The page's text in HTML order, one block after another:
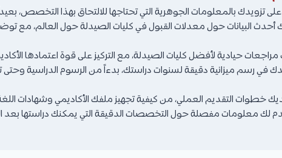
تزويدك بالمعلومات الجوهرية التي تحتاجها للالتحاق بهذا
مراجعات حيادية لأفضل كليات الصيدلة، مع التركيز على قوة اعتمادها
في رسم ميزانية دقيقة لسنوات دراستك، بدءاً من الرسوم الدراسية
خطوات التقديم العملي، من كيفية تجهيز ملفك الأكاديمي وشهادات
لك معلومات مفصلة حول التخصصات الدقيقة التي يمكنك دراستها بعد